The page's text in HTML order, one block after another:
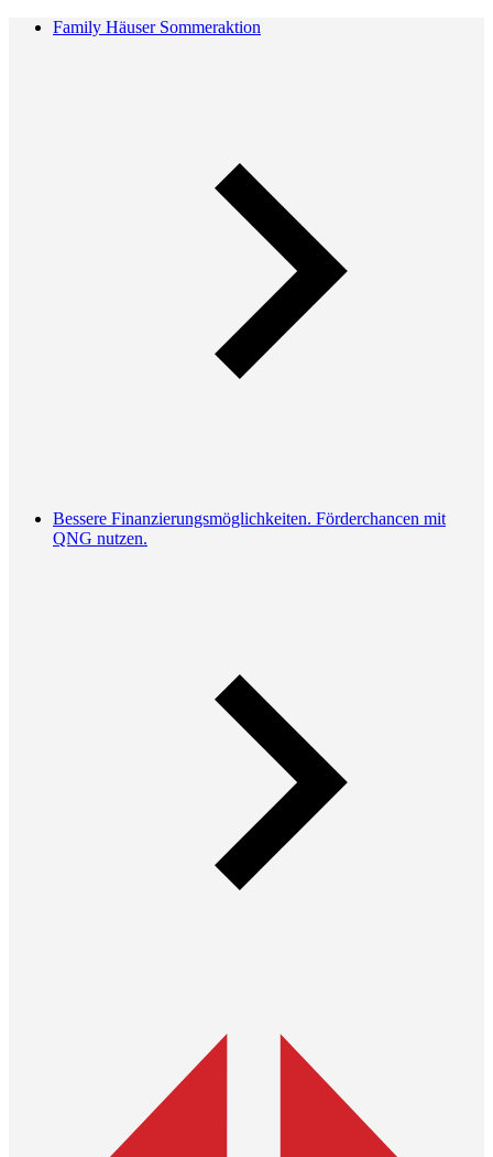
Family Häuser Sommeraktion
Bessere Finanzierungsmöglichkeiten. Förderchancen mit
QNG nutzen.